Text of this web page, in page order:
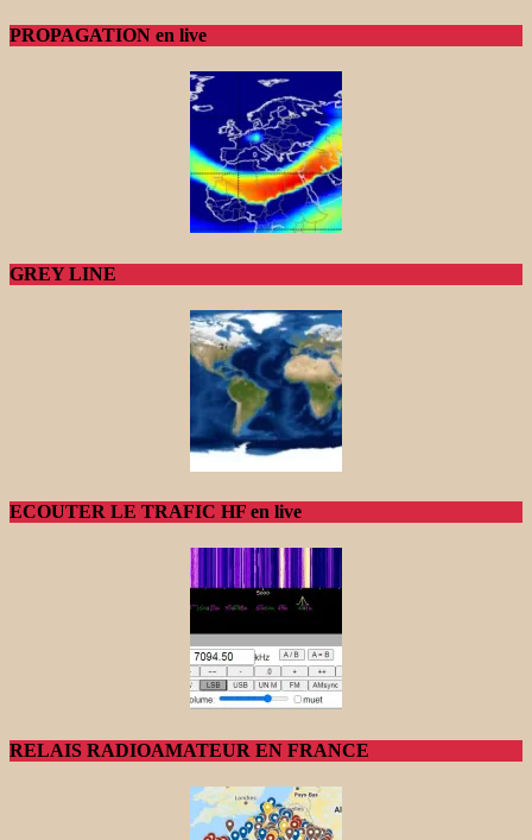
PROPAGATION en live
GREY LINE
ECOUTER LE TRAFIC HF en live
RELAIS RADIOAMATEUR EN FRANCE